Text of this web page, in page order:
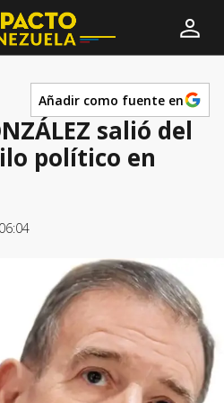
Añadir como fuente en
salió del
político en